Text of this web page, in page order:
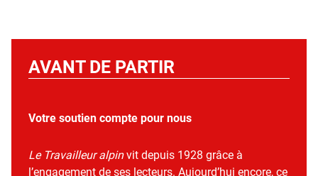
AVANT DE PARTIR
Votre soutien compte pour nous
Le Travailleur alpinvit depuis 1928 grâce à
l’engagement de ses lecteurs. Aujourd’hui encore, ce